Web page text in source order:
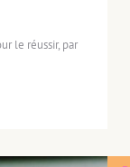
le réussir, par